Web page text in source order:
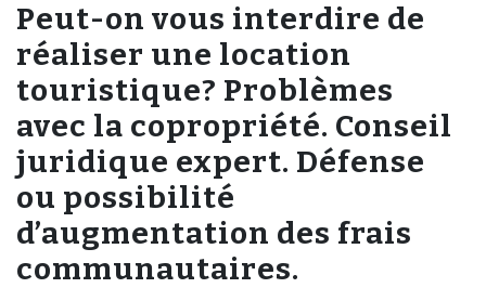
Peut-on vous interdire de
réaliser une location
touristique? Problèmes
avec la copropriété. Conseil
juridique expert. Défense
ou possibilité
d’augmentation des frais
communautaires.